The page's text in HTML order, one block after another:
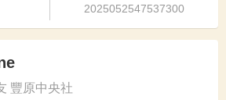
2025052547537300
豐原中央社